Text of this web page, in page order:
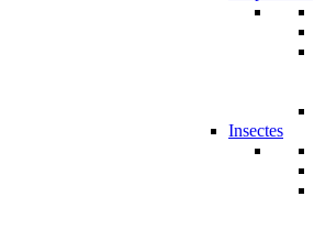
Insectes